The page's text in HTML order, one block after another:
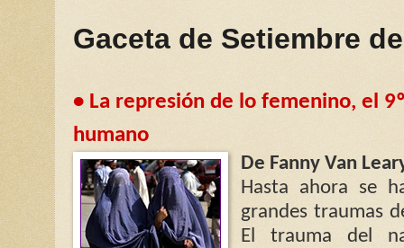
Gaceta de Setiembre
• La represión de lo femenino, el
humano
De Fanny Van
Hasta ahora se
grandes traumas
El trauma del